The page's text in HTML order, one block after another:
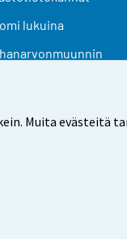
Muita evästeitä
lukuina